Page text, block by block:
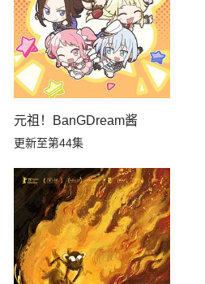
元祖！BanGDream酱
更新至第44集